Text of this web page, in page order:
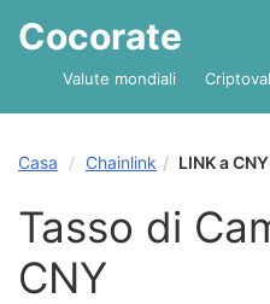
Cocorate
Valute mondiali
Casa Chainlink LINK a CNY
Tasso di
CNY